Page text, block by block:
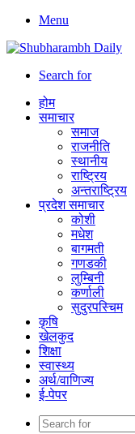
Menu
Search for
होम
समाचार
समाज
राजनीति
स्थानीय
राष्ट्रिय
अन्तराष्ट्रिय
प्रदेश समाचार
कोशी
मधेश
बागमती
गणडकी
लुम्बिनी
कर्णाली
सुदुरपस्चिम
कृषि
खेलकुद
शिक्षा
स्वास्थ्य
अर्थ/वाणिज्य
ई-पेपर